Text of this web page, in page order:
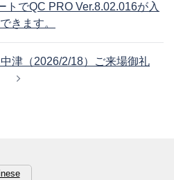
トでQC PRO Ver.8.02.016が入
きます。
津（2026/2/18）ご来場御礼